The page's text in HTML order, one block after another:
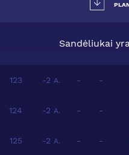
Sandėliukai
123 -2 A. - -
124 -2 A. - -
125 -2 A. - -